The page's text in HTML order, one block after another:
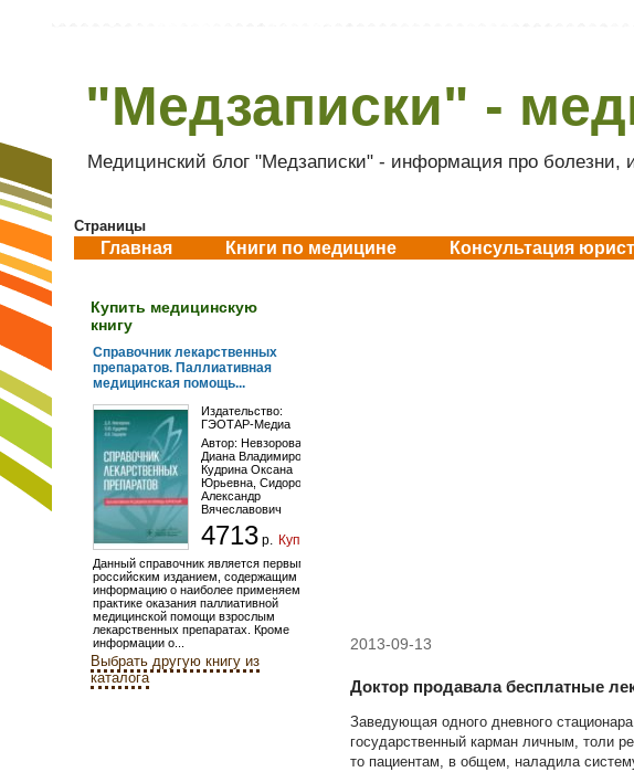
"Медзаписки" -
Медицинский блог "Медзаписки" - информация про болезни,
Страницы
Главная Книги по медицине Консультация
2013-09-13
Доктор продавала бесплатные
Заведующая одного дневного
государственный карман личным, толи
то пациентам, в общем, наладила
Купить медицинскую
книгу
Справочник лекарственных
препаратов. Паллиативная
медицинская помощь...
Издательство:
ГЭОТАР-Медиа
Автор: Невзорова
Диана Владимировна
Кудрина Оксана
Юрьевна Сидоров
Александр
Вячеславович
4713 р. Купить
Данный справочник является первым
российским изданием, содержащим
информацию о наиболее применяемых в
практике оказания паллиативной
медицинской помощи взрослым
лекарственных препаратах. Кроме
информации о...
Выбрать другую книгу из
каталога